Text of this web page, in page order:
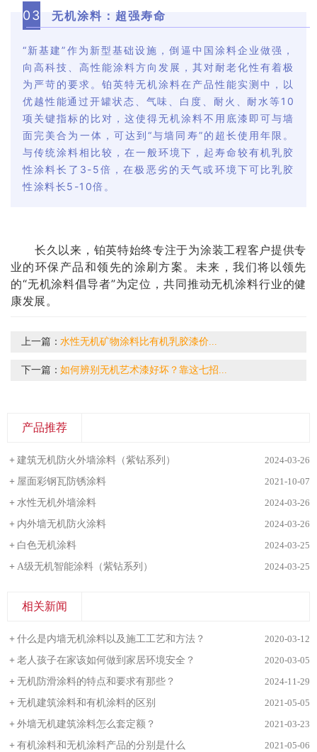
03 无机涂料：超强寿命
“新基建”作为新型基础设施，倒逼中国涂料企业做强，
向高科技、高性能涂料方向发展，其对耐老化性有着极
为严苛的要求。铂英特无机涂料在产品性能实测中，以
优越性能通过开罐状态、气味、白度、耐火、耐水等10
项关键指标的比对，这使得无机涂料不用底漆即可与墙
面完美合为一体，可达到“与墙同寿”的超长使用年限。
与传统涂料相比较，在一般环境下，起寿命较有机乳胶
性涂料长了3-5倍，在极恶劣的天气或环境下可比乳胶
性涂料长5-10倍。
长久以来，铂英特始终专注于为涂装工程客户提供专
业的环保产品和领先的涂刷方案。未来，我们将以领先
的“无机涂料倡导者”为定位，共同推动无机涂料行业的健
康发展。
上一篇：水性无机矿物涂料比有机乳胶漆价...
下一篇：如何辨别无机艺术漆好坏？靠这七招...
产品推荐
+ 建筑无机防火外墙涂料（紫钻系列）
2024-03-26
+ 屋面彩钢瓦防锈涂料
2021-10-07
+ 水性无机外墙涂料
2024-03-26
+ 内外墙无机防火涂料
2024-03-26
+ 白色无机涂料
2024-03-25
+ A级无机智能涂料（紫钻系列） 2024-03-25
相关新闻
+ 什么是内墙无机涂料以及施工工艺和方法？
2020-03-12
+ 老人孩子在家该如何做到家居环境安全？
2020-03-05
+ 无机防滑涂料的特点和要求有那些？
2024-11-29
+ 无机建筑涂料和有机涂料的区别
2021-05-05
+ 外墙无机建筑涂料怎么套定额？
2021-03-23
+ 有机涂料和无机涂料产品的分别是什么 2021-05-06